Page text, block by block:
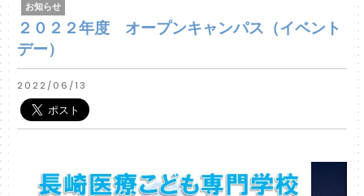
お知らせ
２０２２年度 オープンキャンパス（イベント
デー）
2022/06/13